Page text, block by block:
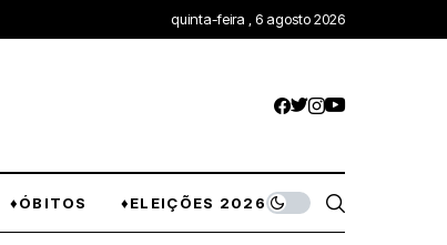
quinta-feira , 6 agosto 2026
♦ÓBITOS ♦ELEIÇÕES 2026